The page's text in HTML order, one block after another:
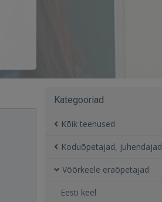
Kategooriad
Kõik teenused
Koduõpetajad, juhendajad
Võõrkeele eraõpetajad
Eesti keel